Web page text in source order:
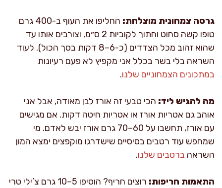
גרסה צמחונית מוצלחת:
החליפו את העוף ב-400 גרם
טופו קשה סחוט וחתוך לקוביות 2 ס״מ, וצורבים אותו עד
שהוא זהוב מכל הצדדים (כ-6–8 דקות בסך הכול). לעוד
השראה בלי בשר בכלל אני מקפיץ לא פעם רעיונות
במתכונים הצמחוניים שלנו.
מה להגיש ליד: הכי טבעי זה אורז לבן מאודה, אבל אני
אוהב גם אטריות אורז או אטריות חיטה דקות. אם מגישים
עם אורז, תחשבו על 60–70 גרם אורז יבש לאדם. מי
שמחפש עוד רטבים בסיסיים שישדרגו מוקפצים ימצא המון
השראה ברטבים שלנו.
התאמות חריפות:
רוצים חריף? הוסיפו 5–10 גרם צ’ילי טרי